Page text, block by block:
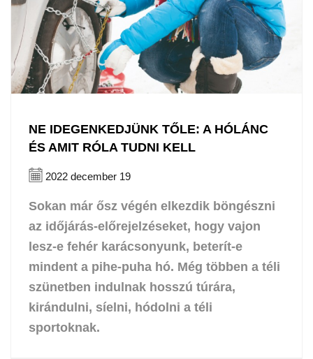
NE IDEGENKEDJÜNK TŐLE: A HÓLÁNC
ÉS AMIT RÓLA TUDNI KELL
2022 december 19
Sokan már ősz végén elkezdik böngészni
az időjárás-előrejelzéseket, hogy vajon
lesz-e fehér karácsonyunk, beterít-e
mindent a pihe-puha hó. Még többen a téli
szünetben indulnak hosszú túrára,
kirándulni, síelni, hódolni a téli
sportoknak.